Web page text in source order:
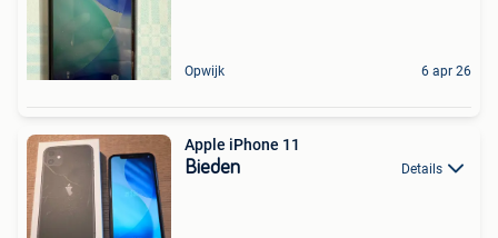
Opwijk 6 apr 26
Apple iPhone 11
Bieden Details